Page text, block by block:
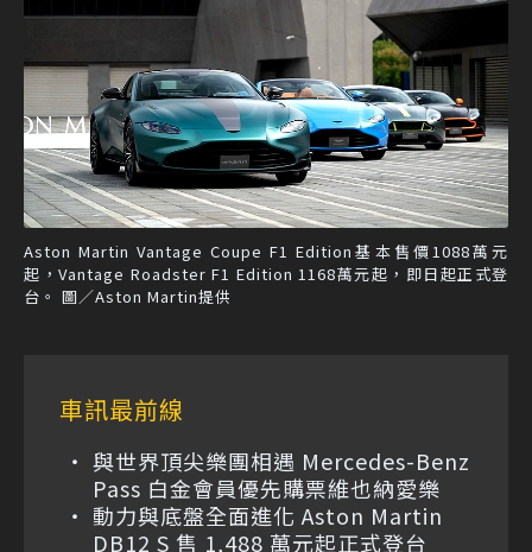
Aston Martin Vantage Coupe F1 Edition基本售價1088萬元
起，Vantage Roadster F1 Edition 1168萬元起，即日起正式登
台。 圖／Aston Martin提供
車訊最前線
與世界頂尖樂團相遇 Mercedes-Benz
Pass 白金會員優先購票維也納愛樂
動力與底盤全面進化 Aston Martin
DB12 S 售 1,488 萬元起正式登台